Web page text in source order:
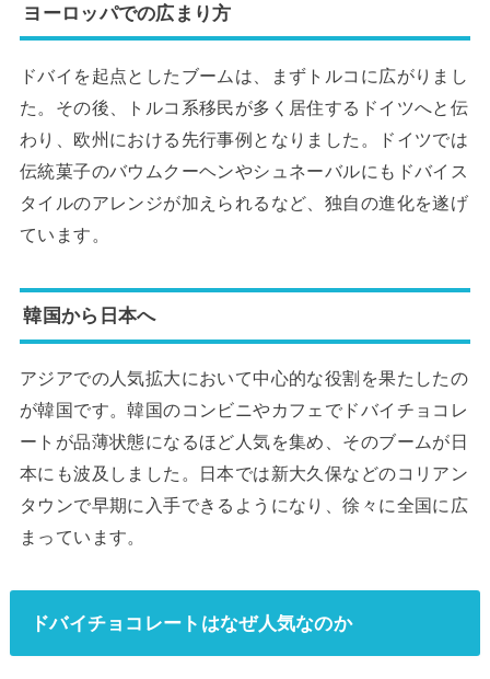
ヨーロッパでの広まり方
ドバイを起点としたブームは、まずトルコに広がりまし
た。その後、トルコ系移民が多く居住するドイツへと伝
わり、欧州における先行事例となりました。ドイツでは
伝統菓子のバウムクーヘンやシュネーバルにもドバイス
タイルのアレンジが加えられるなど、独自の進化を遂げ
ています。
韓国から日本へ
アジアでの人気拡大において中心的な役割を果たしたの
が韓国です。韓国のコンビニやカフェでドバイチョコレ
ートが品薄状態になるほど人気を集め、そのブームが日
本にも波及しました。日本では新大久保などのコリアン
タウンで早期に入手できるようになり、徐々に全国に広
まっています。
ドバイチョコレートはなぜ人気なのか